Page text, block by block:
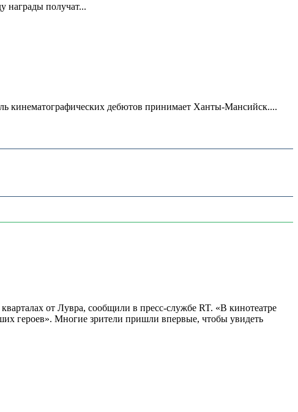
награды получат...
кинематографических дебютов принимает Ханты-Мансийск....
от Лувра, сообщили в пресс-службе RT. «В кинотеатре
героев». Многие зрители пришли впервые, чтобы увидеть